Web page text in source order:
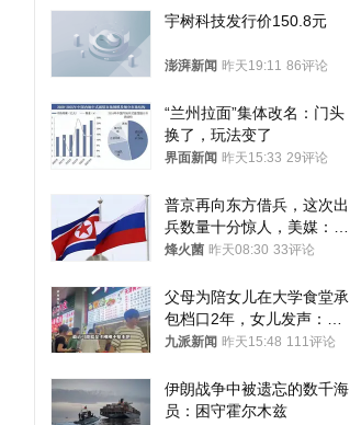
宇树科技发行价150.8元
澎湃新闻 昨天19:11 86评论
“兰州拉面”集体改名：门头
换了，玩法变了
界面新闻 昨天15:33 29评论
普京再向东方借兵，这次出
兵数量十分惊人，美媒：俄
朝要动真格？
烽火菌 昨天08:30 33评论
父母为陪女儿在大学食堂承
包档口2年，女儿发声：初
衷是为了陪伴，毕业后将不
九派新闻 昨天15:48 111评论
伊朗战争中被遗忘的数千海
员：困守霍尔木兹